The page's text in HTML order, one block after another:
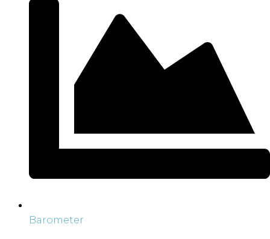
Barometer